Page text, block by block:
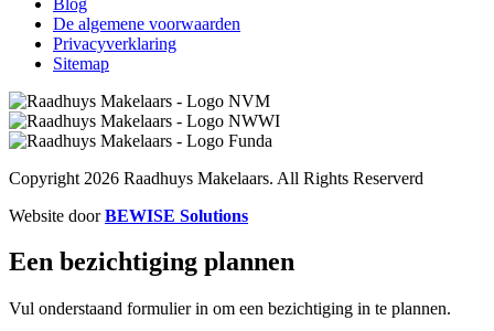
De algemene voorwaarden
Privacyverklaring
Sitemap
Copyright 2026 Raadhuys Makelaars. All Rights Reserverd
Website doorBEWISE Solutions
Een bezichtiging plannen​
Vul onderstaand formulier in om een bezichtiging in te plannen.